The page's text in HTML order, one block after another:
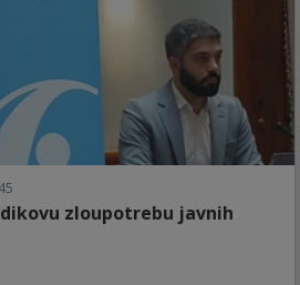
zloupotrebu javnih